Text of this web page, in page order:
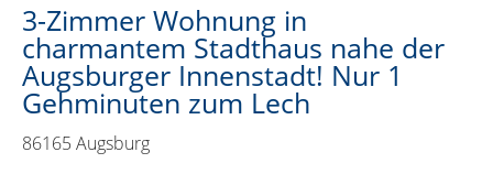
3-Zimmer Wohnung in
charmantem Stadthaus nahe der
Augsburger Innenstadt! Nur 1
Gehminuten zum Lech
86165 Augsburg